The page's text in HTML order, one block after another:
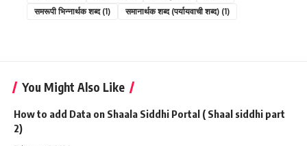
समरूपी भिन्नार्थक शब्द(1) समानार्थक शब्द (पर्यायवाची शब्द) (1)
You Might Also Like
How to add Data on Shaala Siddhi Portal ( Shaal siddhi part
2)